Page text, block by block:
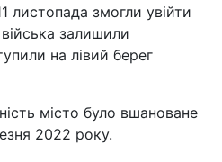
листопада змогли увійти
залишили
на лівий берег
місто було вшановане
2022 року.